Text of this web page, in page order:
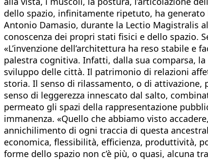
dello spazio, infinitamente ripetuto, ha generato
Antonio Damasio, durante la Lectio Magistralis
conoscenza dei propri stati fisici e dello spazio.
«L’invenzione dell’architettura ha reso stabile
palestra cognitiva. Infatti, dalla sua comparsa,
sviluppo delle città. Il patrimonio di relazioni
storia. Il senso di rilassamento, o di
senso di leggerezza innescato dal salto,
permeato gli spazi della rappresentazione
immanenza. «Quello che abbiamo visto
annichilimento di ogni traccia di questa
economica, flessibilità, efficienza, produttività,
forme dello spazio non c’è più, o quasi, alcuna